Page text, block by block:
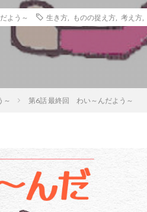
よう～ 生き方 ものの捉え方 考え方
～ 第6話 最終回 わい～んだよう～